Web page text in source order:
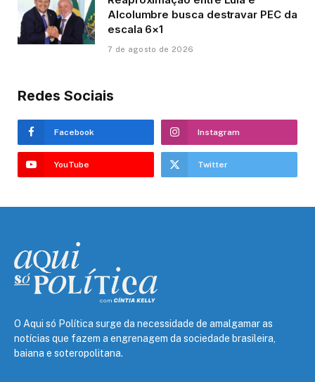
Alcolumbre busca destravar PEC da
escala 6×1
7 de agosto de 2026
Redes Sociais
Facebook Instagram
YouTube Twitter
O Aqui só Política surge da necessidade de amalgamar as
notícias que fazem a engrenagem da sociedade brasileira,
baiana e soteropolitana.